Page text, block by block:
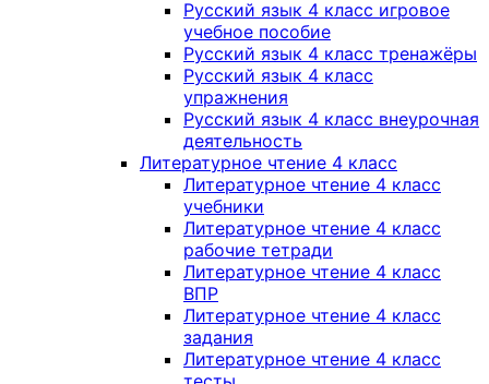
Русский язык 4 класс игровое
учебное пособие
Русский язык 4 класс тренажёры
Русский язык 4 класс
упражнения
Русский язык 4 класс внеурочная
деятельность
Литературное чтение 4 класс
Литературное чтение 4 класс
учебники
Литературное чтение 4 класс
рабочие тетради
Литературное чтение 4 класс
ВПР
Литературное чтение 4 класс
задания
Литературное чтение 4 класс